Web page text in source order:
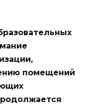
помещений